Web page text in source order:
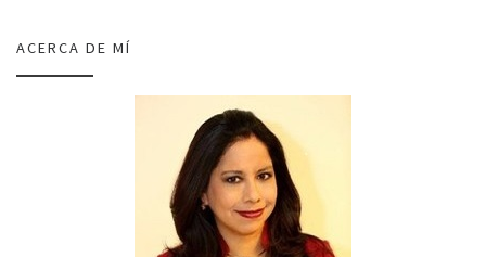
ACERCA DE MÍ